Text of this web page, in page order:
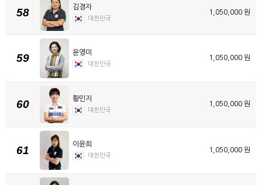
58 김경자
대한민국
1,050,000 원
59 윤영미
대한민국
1,050,000 원
60 황민지
대한민국
1,050,000 원
61 이윤희
대한민국
1,050,000 원